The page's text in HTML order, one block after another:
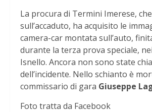
La procura di Termini Imerese,
sull’accaduto, ha acquisito le
camera-car montata sull’auto,
durante la terza prova speciale,
Isnello. Ancora non sono state
dell’incidente. Nello schianto è
commissario di gara Giuseppe
Foto tratta da Facebook